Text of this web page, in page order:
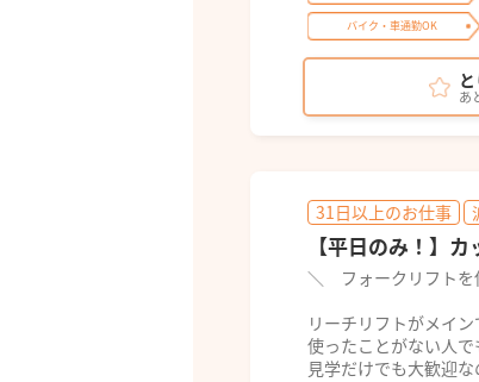
バイク・車通勤OK
あ
31日以上のお仕事
【平日のみ！】
＼ フォークリフト
リーチリフトがメイン
使ったことがない人
見学だけでも大歓迎